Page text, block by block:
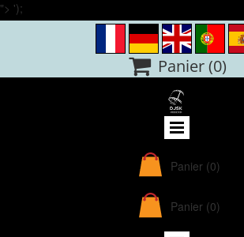
"> ');
 Panier (0)
Panier (0)
Panier (0)